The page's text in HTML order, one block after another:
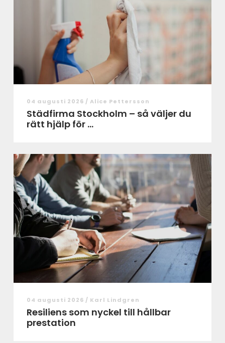
04 augusti 2026 / Alice Pettersson
Städfirma Stockholm – så väljer du
rätt hjälp för ...
04 augusti 2026 / Karl Lindgren
Resiliens som nyckel till hållbar
prestation